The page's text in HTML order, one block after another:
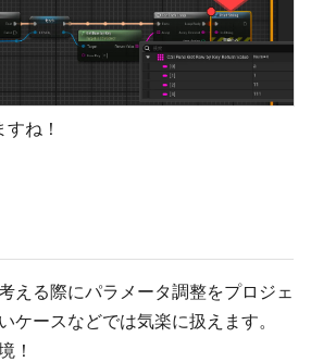
ね！
える際にパラメータ調整をプロジェ
ケースなどでは気楽に扱えます。
！